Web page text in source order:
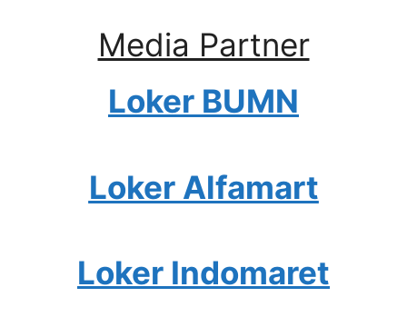
Media Partner
Loker BUMN
Loker Alfamart
Loker Indomaret